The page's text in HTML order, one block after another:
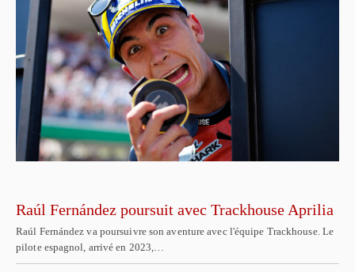
Raúl Fernández poursuit avec Trackhouse Aprilia
Raúl Fernández va poursuivre son aventure avec l'équipe Trackhouse. Le
pilote espagnol, arrivé en 2023,…